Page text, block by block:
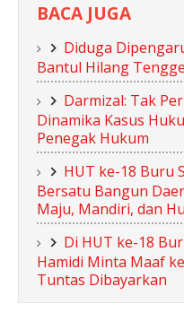
BACA JUGA
Diduga
Bantul Hilang
Darmizal: Tak
Dinamika Kasus
Penegak Hukum
HUT ke-18 Buru
Bersatu Bangun
Maju, Mandiri, dan
Di HUT ke-18
Hamidi Minta Maaf
Tuntas Dibayarkan